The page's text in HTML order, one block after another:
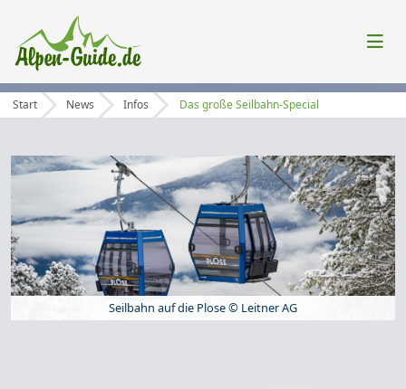
Start News Infos Das große Seilbahn-Special
Seilbahn auf die Plose © Leitner AG